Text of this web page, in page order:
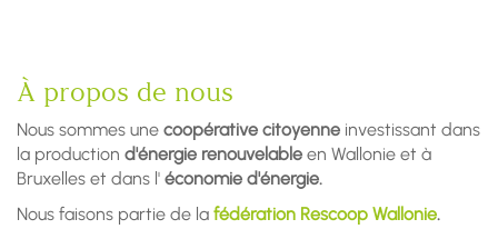
À propos de nous
Nous sommes une coopérative citoyenne investissant dans
la production d'énergie renouvelable en Wallonie et à
Bruxelles et dans l' économie d'énergie.
Nous faisons partie de la fédération Rescoop Wallonie.